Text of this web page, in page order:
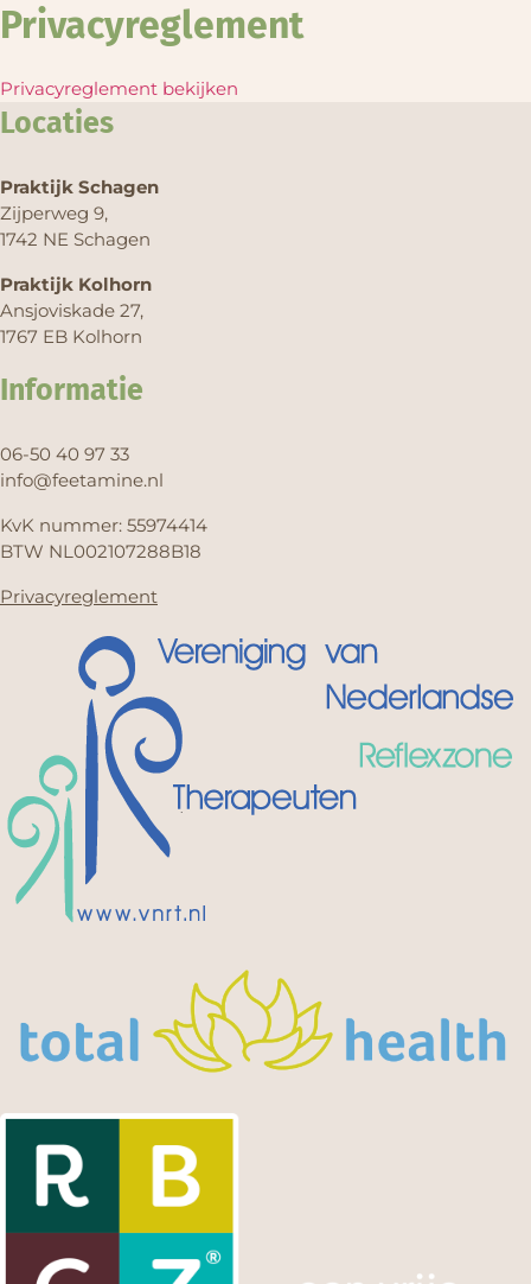
Privacyreglement
Privacyreglement bekijken
Locaties
Praktijk Schagen
Zijperweg 9,
1742 NE Schagen
Praktijk Kolhorn
Ansjoviskade 27,
1767 EB Kolhorn
Informatie
06-50 40 97 33
info@feetamine.nl
KvK nummer: 55974414
BTW NL002107288B18
Privacyreglement